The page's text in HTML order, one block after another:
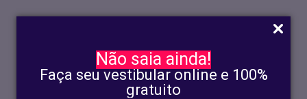
Não saia ainda!
Faça seu vestibular online e 100%
gratuito